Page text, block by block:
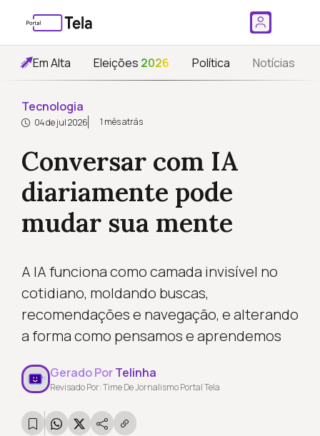
Em Alta Eleições 2026 Política Notícias
Tecnologia
04 de jul 2026 1 mês atrás
Conversar com IA
diariamente pode
mudar sua mente
A IA funciona como camada invisível no
cotidiano, moldando buscas,
recomendações e navegação, e alterando
a forma como pensamos e aprendemos
Gerado PorTelinha
Revisado Por: Time De Jornalismo Portal Tela